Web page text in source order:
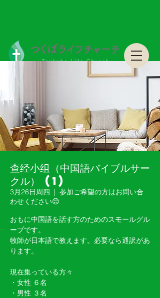
つくばライフチャーチ Tsukuba Life Church
つくばライフチャーチ Tsukuba Life Church
查经小组（中国語バイブルサー
クル） (1)
3月26日周四
  |
参加ご希望の方はお問い合
わせください😊
おもに中国語を話す方のためのスモールグル
ープです。
牧師が日本語で教えます。必要なら通訳があ
ります。
現在集っている方々
・女性 ６名
・男性 ３名